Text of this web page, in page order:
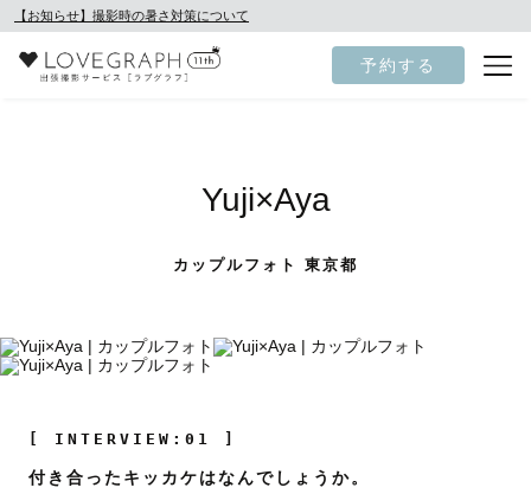
【お知らせ】撮影時の暑さ対策について
予約する
Yuji×Aya
カップルフォト 東京都
[ INTERVIEW:01 ]
付き合ったキッカケはなんでしょうか。